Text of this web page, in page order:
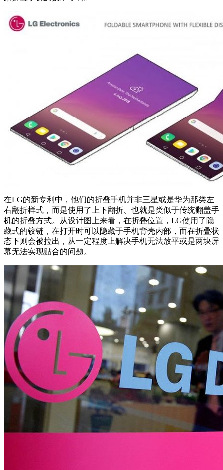
在LG的新专利中，他们的折叠手机并非三星或是华为那类左
右翻折样式，而是使用了上下翻折、也就是类似于传统翻盖手
机的折叠方式。从设计图上来看，在折叠位置，LG使用了隐
藏式的铰链，在打开时可以隐藏于手机背壳内部，而在折叠状
态下则会被拉出，从一定程度上解决手机无法放平或是两块屏
幕无法实现贴合的问题。